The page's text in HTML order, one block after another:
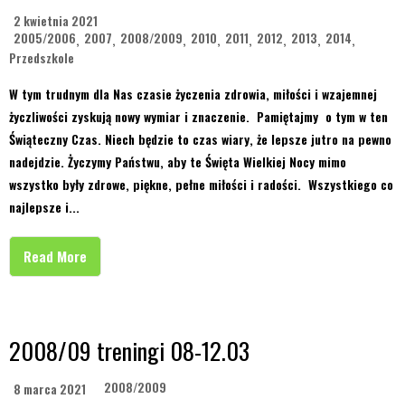
2 kwietnia 2021
2005/2006, 2007, 2008/2009, 2010, 2011, 2012, 2013, 2014,
Przedszkole
W tym trudnym dla Nas czasie życzenia zdrowia, miłości i wzajemnej
życzliwości zyskują nowy wymiar i znaczenie. Pamiętajmy o tym w ten
Świąteczny Czas. Niech będzie to czas wiary, że lepsze jutro na pewno
nadejdzie. Życzymy Państwu, aby te Święta Wielkiej Nocy mimo
wszystko były zdrowe, piękne, pełne miłości i radości. Wszystkiego co
najlepsze i...
Read More
2008/09 treningi 08-12.03
8 marca 2021 2008/2009